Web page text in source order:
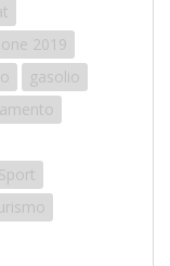
2019
gasolio
Sport